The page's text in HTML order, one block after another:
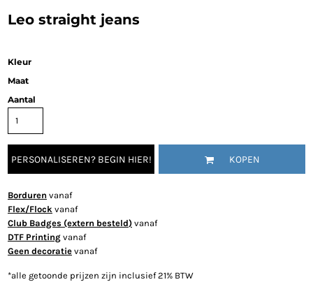
Leo straight jeans
Kleur
Maat
Aantal
PERSONALISEREN? BEGIN HIER! KOPEN
Borduren vanaf
Flex/Flock vanaf
Club Badges (extern besteld) vanaf
DTF Printing vanaf
Geen decoratie vanaf
*alle getoonde prijzen zijn inclusief 21% BTW